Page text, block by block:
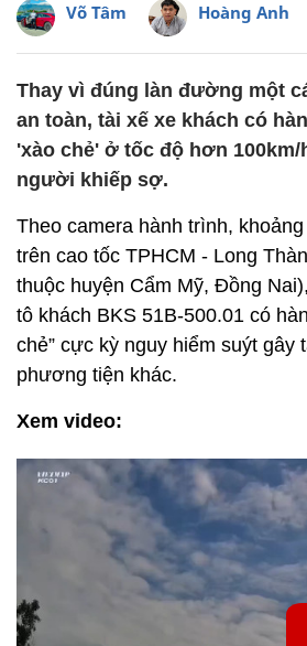
Võ Tâm Hoàng Anh
Thay vì đúng làn đường một
an toàn, tài xế xe khách có
'xào chẻ' ở tốc độ hơn 100km/
người khiếp sợ.
Theo camera hành trình,
trên cao tốc TPHCM - Long
thuộc huyện Cẩm Mỹ, Đồng
tô khách BKS 51B-500.01 có
chẻ” cực kỳ nguy hiểm suýt gây
phương tiện khác.
Xem video: